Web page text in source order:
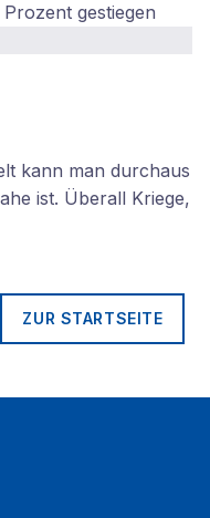
gestiegen
kann man durchaus
ist. Überall Kriege,
ZUR STARTSEITE